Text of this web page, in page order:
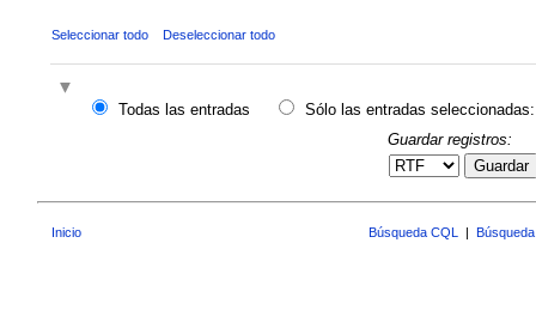
Seleccionar todo Deseleccionar todo
Todas las entradas
Sólo las entradas seleccionadas:
Guardar registros:
Guardar
Inicio Búsqueda CQL